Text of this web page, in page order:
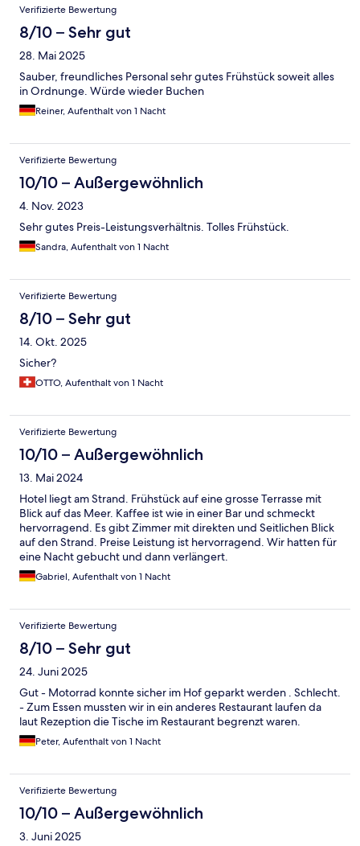
Verifizierte Bewertung
8/10 – Sehr gut
28. Mai 2025
Sauber, freundliches Personal sehr gutes Frühstück soweit alles
in Ordnunge. Würde wieder Buchen
Reiner, Aufenthalt von 1 Nacht
Verifizierte Bewertung
10/10 – Außergewöhnlich
4. Nov. 2023
Sehr gutes Preis-Leistungsverhältnis. Tolles Frühstück.
Sandra, Aufenthalt von 1 Nacht
Verifizierte Bewertung
8/10 – Sehr gut
14. Okt. 2025
Sicher?
OTTO, Aufenthalt von 1 Nacht
Verifizierte Bewertung
10/10 – Außergewöhnlich
13. Mai 2024
Hotel liegt am Strand. Frühstück auf eine grosse Terrasse mit
Blick auf das Meer. Kaffee ist wie in einer Bar und schmeckt
hervorragend. Es gibt Zimmer mit direkten und Seitlichen Blick
auf den Strand. Preise Leistung ist hervorragend. Wir hatten für
eine Nacht gebucht und dann verlängert.
Gabriel, Aufenthalt von 1 Nacht
Verifizierte Bewertung
8/10 – Sehr gut
24. Juni 2025
Gut - Motorrad konnte sicher im Hof geparkt werden . Schlecht.
- Zum Essen mussten wir in ein anderes Restaurant laufen da
laut Rezeption die Tische im Restaurant begrenzt waren.
Peter, Aufenthalt von 1 Nacht
Verifizierte Bewertung
10/10 – Außergewöhnlich
3. Juni 2025